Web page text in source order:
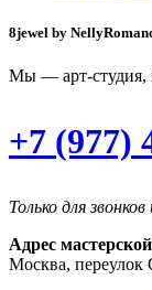
8jewel by
Мы — арт-студия,
+7 (977)
Только для звонков
Адрес мастерской
Москва, переулок